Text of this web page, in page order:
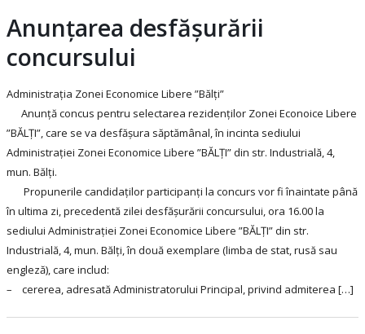
Anunțarea desfășurării
concursului
Administraţia Zonei Economice Libere ”Bălţi”
Anunţă concus pentru selectarea rezidenţilor Zonei Econoice Libere
”BĂLŢI”, care se va desfăşura săptămânal, în incinta sediului
Administraţiei Zonei Economice Libere ”BĂLŢI” din str. Industrială, 4,
mun. Bălţi.
Propunerile candidaţilor participanţi la concurs vor fi înaintate până
în ultima zi, precedentă zilei desfăşurării concursului, ora 16.00 la
sediului Administraţiei Zonei Economice Libere ”BĂLŢI” din str.
Industrială, 4, mun. Bălţi, în două exemplare (limba de stat, rusă sau
engleză), care includ:
– cererea, adresată Administratorului Principal, privind admiterea […]